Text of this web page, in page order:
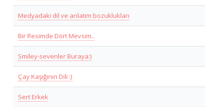
Medyadaki dil ve anlatım bozuklukları
Bir Resimde Dört Mevsim..
Smiley-sevenler Buraya:)
Çay Kaşığının Dili :)
Sert Erkek